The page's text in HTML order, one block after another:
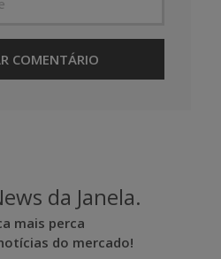
da Janela.
mais perca
do mercado!